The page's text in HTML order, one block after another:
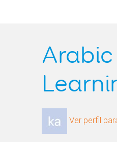
Arabic
Ver perfil